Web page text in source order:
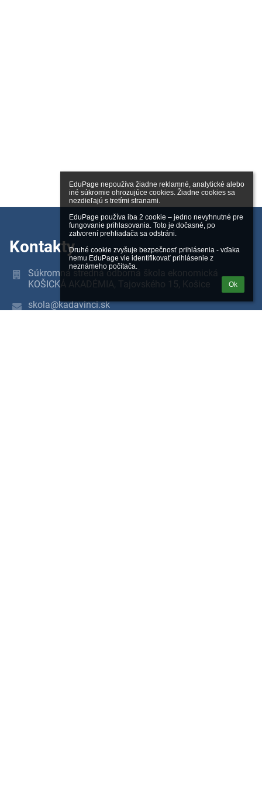
EduPage nepoužíva žiadne reklamné, analytické alebo
iné súkromie ohrozujúce cookies. Žiadne cookies sa
nezdieľajú s tretími stranami.
EduPage používa iba 2 cookie – jedno nevyhnutné pre
fungovanie prihlasovania. Toto je dočasné, po
zatvorení prehliadača sa odstráni.
Druhé cookie zvyšuje bezpečnosť prihlásenia - vďaka
nemu EduPage vie identifikovať prihlásenie z
neznámeho počítača.
Ok
Kontakty
Súkromná stredná odborná škola ekonomická
KOŠICKÁ AKADÉMIA, Tajovského 15, Košice
skola@kadavinci.sk